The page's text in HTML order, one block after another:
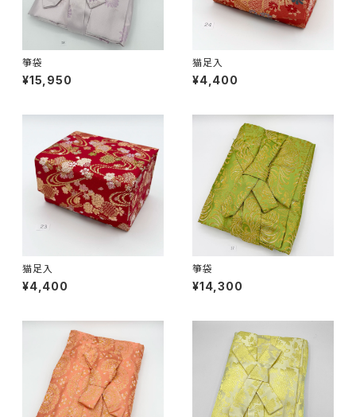
箏袋
¥15,950
猫足入
¥4,400
猫足入
¥4,400
箏袋
¥14,300